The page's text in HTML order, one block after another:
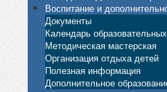
Воспитание и
Документы
Календарь
Методическая мастерская
Организация отдыха детей
Полезная информация
Дополнительное